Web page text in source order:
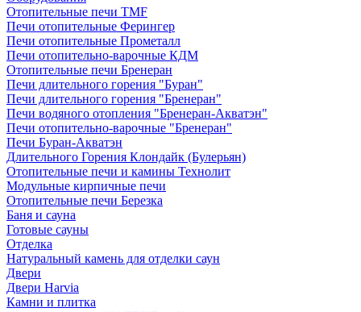
Отопительные печи TMF
Печи отопительные Ферингер
Печи отопительные Прометалл
Печи отопительно-варочные КДМ
Отопительные печи Бренеран
Печи длительного горения "Буран"
Печи длительного горения "Бренеран"
Печи водяного отопления "Бренеран-Акватэн"
Печи отопительно-варочные "Бренеран"
Печи Буран-Акватэн
Длительного Горения Клондайк (Булерьян)
Отопительные печи и камины Технолит
Модульные кирпичные печи
Отопительные печи Березка
Баня и сауна
Готовые сауны
Отделка
Натуральный камень для отделки саун
Двери
Двери Harvia
Камни и плитка